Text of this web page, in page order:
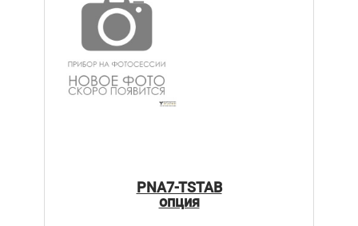
PNA7-TSTAB
опция